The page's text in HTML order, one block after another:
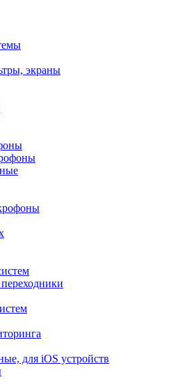
экраны
для iOS устройств